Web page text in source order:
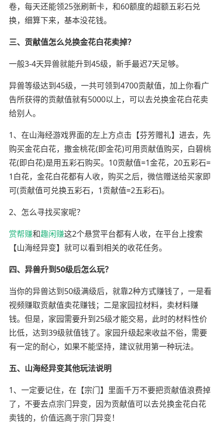
卷，每天还能领25张刷新卡，和60额度的超额五彩石兑
换，细算下来，基本没花钱。
三、贡献值怎么兑换金花白花卖掉？
一般3-4天异兽就能升到45级，新手最迟7天足够。
异兽等级达到45级，一共可领到4700贡献值，加上你看广
告所获得的贡献值就有5000以上，可以去兑换金花白花卖
给别人。
1、在山海经游戏界面的左上方点击【芬芳赠礼】进去，先
购买金花白花，撒金桃花(即金花)可用贡献值购买，白碧桃
花(即白花)是用五彩石购买。10贡献值=1金花，20五彩石=
1白花，金花白花都有人收，购买之后，微信赠送给买家即
可(贡献值可兑换五彩石，1贡献值=2五彩石)。
2、怎么寻找买家呢？
赏帮赚和趣闲赚这2个悬赏平台都有人收，在平台上搜索
【山海经异变】就可以看到相关的收花任务。
四、异兽升到50级后怎么玩？
当你的异兽达到50级满级后，就靠2种方式赚钱了，一是看
视频赚取贡献值卖花赚钱；二是家园拉材料，卖材料赚
钱。但是，家园需要升到25级才能交易，此时的材料性价
比低，达到39级就值钱了。家园升级起来收益不俗，需要
有一定的耐心，如果不能坚持，建议就用第一种玩法。
五、山海经异变其他玩法说明
1、一定要记住，在【宗门】里面千万不要把贡献值浪费掉
了，不要去点宗门异变，因为贡献值可以去兑换金花白花
卖钱的，价值远高于宗门异变！